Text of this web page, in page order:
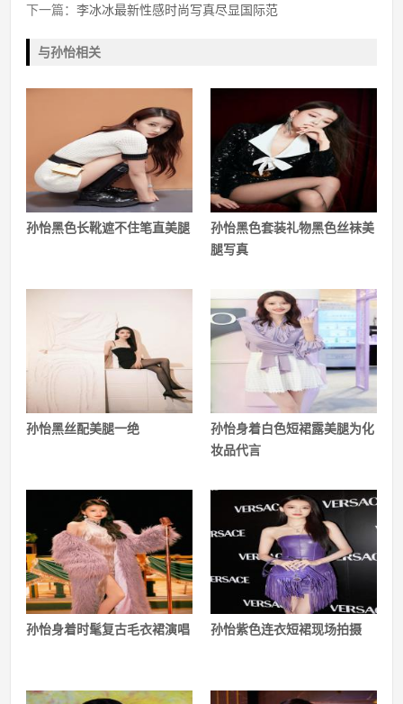
下一篇：李冰冰最新性感时尚写真尽显国际范
与孙怡相关
孙怡黑色长靴遮不住笔直美腿
孙怡黑色套装礼物黑色丝袜美
腿写真
孙怡黑丝配美腿一绝
孙怡身着白色短裙露美腿为化
妆品代言
孙怡身着时髦复古毛衣裙演唱 孙怡紫色连衣短裙现场拍摄